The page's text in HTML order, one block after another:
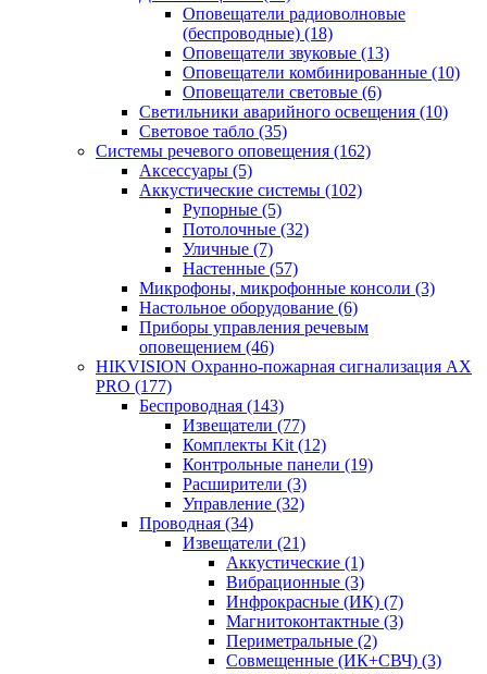
Оповещатели радиоволновые
(беспроводные) (18)
Оповещатели звуковые (13)
Оповещатели комбинированные (10)
Оповещатели световые (6)
Светильники аварийного освещения (10)
Световое табло (35)
Системы речевого оповещения (162)
Аксессуары (5)
Аккустические системы (102)
Рупорные (5)
Потолочные (32)
Уличные (7)
Настенные (57)
Микрофоны, микрофонные консоли (3)
Настольное оборудование (6)
Приборы управления речевым
оповещением (46)
HIKVISION Охранно-пожарная сигнализация AX
PRO (177)
Беспроводная (143)
Извещатели (77)
Комплекты Kit (12)
Контрольные панели (19)
Расширители (3)
Управление (32)
Проводная (34)
Извещатели (21)
Аккустические (1)
Вибрационные (3)
Инфрокрасные (ИК) (7)
Магнитоконтактные (3)
Периметральные (2)
Совмещенные (ИК+СВЧ) (3)